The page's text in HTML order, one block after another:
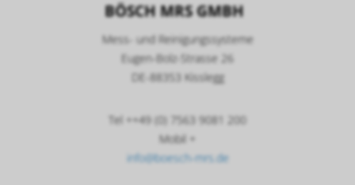
BÖSCH MRS GMBH
Mess- und Reinigungssysteme
Eugen-Bolz-Strasse 26
DE-88353 Kisslegg
Tel ++49 (0) 7563 9081 200
Mobil +
info@boesch-mrs.de